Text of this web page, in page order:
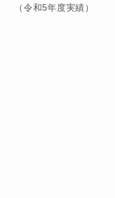
（令和5年度実績）